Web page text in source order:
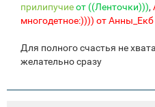
прилипучиеот ((Ленточки))),
многодетное:)))) от Анны_Екб
Для полного счастья не
желательно сразу